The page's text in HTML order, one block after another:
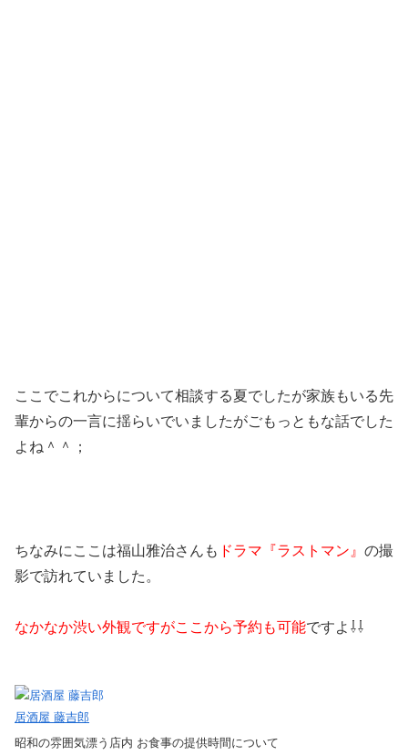
ここでこれからについて相談する夏でしたが家族もいる先
輩からの一言に揺らいでいましたがごもっともな話でした
よね＾＾；
ちなみにここは福山雅治さんも ドラマ『ラストマン』 の撮
影で訪れていました。
なかなか渋い外観ですがここから予約も可能ですよ⇩⇩
居酒屋 藤吉郎
昭和の雰囲気漂う店内 お食事の提供時間について